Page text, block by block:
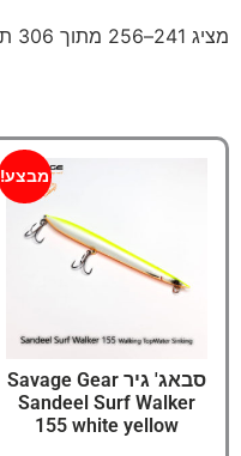
מציג 241–256 מתוך 306 תוצאות
מבצע!
סבאג' גיר Savage Gear
Sandeel Surf Walker
155 white yellow